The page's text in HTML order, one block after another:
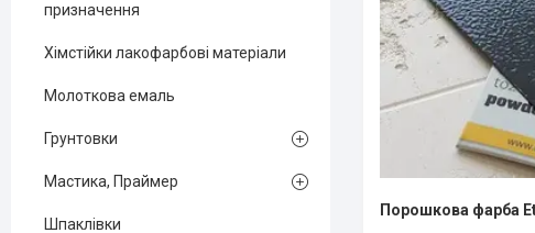
Порошкова фарба
призначення
Хімстійки лакофарбові матеріали
Молоткова емаль
Грунтовки
Мастика, Праймер
Шпаклівки